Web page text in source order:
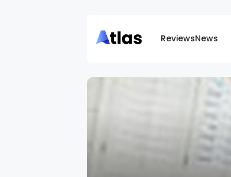
ReviewsNews